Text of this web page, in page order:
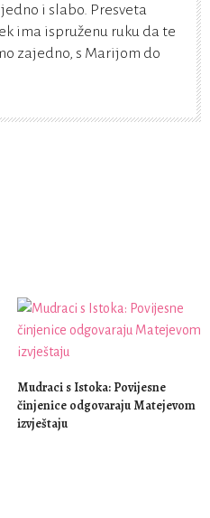
i slabo. Presveta
ima ispruženu ruku da te
zajedno, s Marijom do
Mudraci s Istoka: Povijesne
činjenice odgovaraju Matejevom
izvještaju